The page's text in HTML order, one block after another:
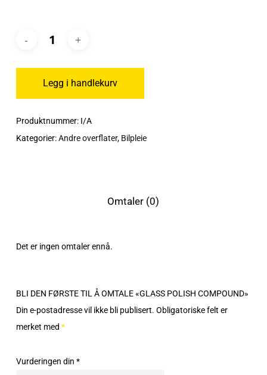
Legg i handlekurv
Produktnummer: I/A
Kategorier:Andre overflater, Bilpleie
Omtaler (0)
Det er ingen omtaler ennå.
BLI DEN FØRSTE TIL Å OMTALE «GLASS POLISH COMPOUND»
Din e-postadresse vil ikke bli publisert. Obligatoriske felt er
merket med *
Vurderingen din *